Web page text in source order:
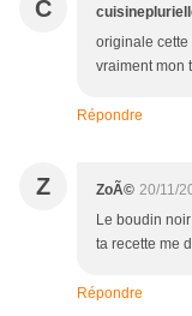
C
originale cette
vraiment mon
Répondre
Z ZoÃ© 20/11/
Le boudin
ta recette me
Répondre